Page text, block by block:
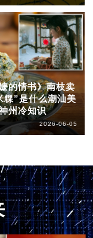
的情书》南枝卖
粿”是什么潮汕美
州冷知识
2026-06-05